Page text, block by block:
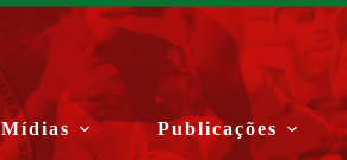
Mídias Publicações